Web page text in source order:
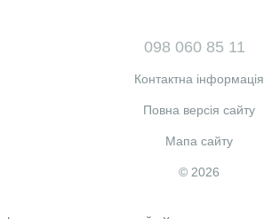
098 060 85 11
Контактна інформація
Повна версія сайту
Мапа сайту
© 2026